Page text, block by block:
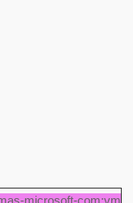
microsoft-com:vm